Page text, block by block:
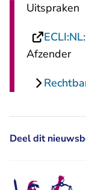
Uitspraken
Afzender
Deel dit